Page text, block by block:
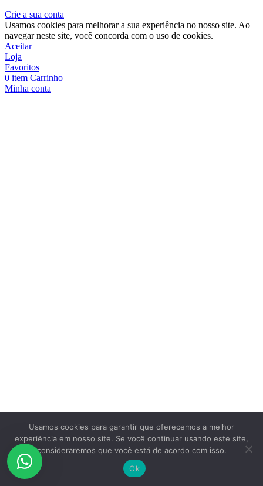
Crie a sua conta
Usamos cookies para melhorar a sua experiência no nosso site. Ao
navegar neste site, você concorda com o uso de cookies.
Aceitar
Loja
Favoritos
0 item Carrinho
Minha conta
Usamos cookies para garantir que oferecemos a melhor
experiência em nosso site. Se você continuar usando este site,
consideraremos que você está de acordo com isso.
Ok